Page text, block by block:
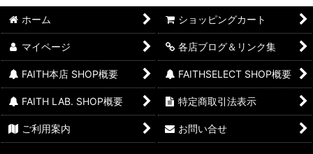
ホーム ショッピングカート
マイページ 各店ブログ＆リンク集
FAITH本店 SHOP概要 FAITHSELECT SHOP概要
FAITH LAB. SHOP概要 特定商取引法表示
ご利用案内 お問い合せ